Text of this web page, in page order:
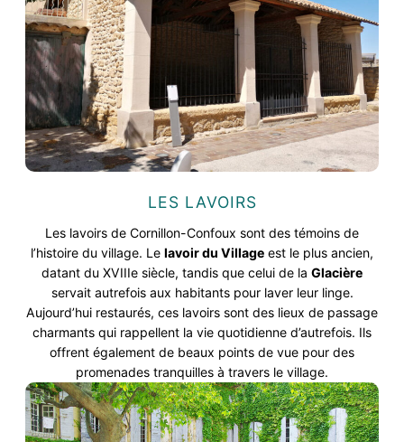
LES LAVOIRS
Les lavoirs de Cornillon-Confoux sont des témoins de
l’histoire du village. Le lavoir du Village est le plus ancien,
datant du XVIIIe siècle, tandis que celui de la Glacière
servait autrefois aux habitants pour laver leur linge.
Aujourd’hui restaurés, ces lavoirs sont des lieux de passage
charmants qui rappellent la vie quotidienne d’autrefois. Ils
offrent également de beaux points de vue pour des
promenades tranquilles à travers le village.